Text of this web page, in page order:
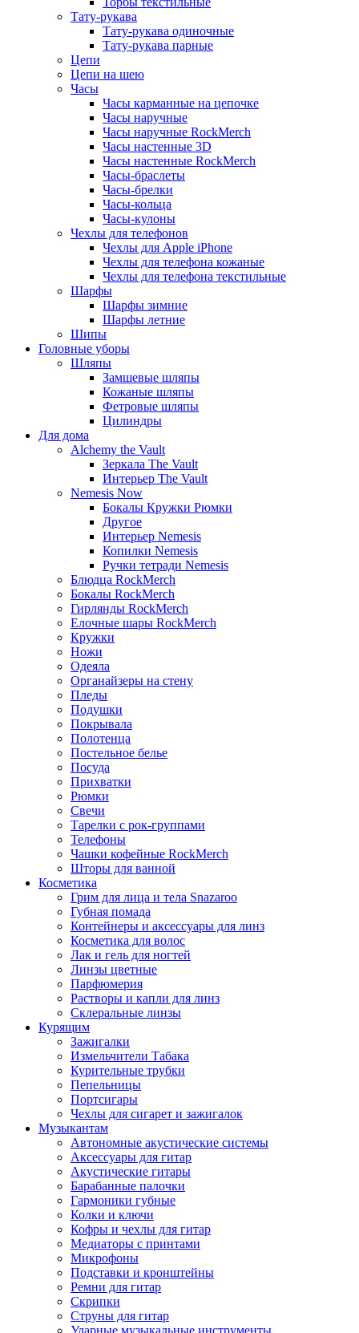
Тату-рукава
Тату-рукава одиночные
Тату-рукава парные
Цепи
Цепи на шею
Часы
Часы карманные на цепочке
Часы наручные
Часы наручные RockMerch
Часы настенные 3D
Часы настенные RockMerch
Часы-браслеты
Часы-брелки
Часы-кольца
Часы-кулоны
Чехлы для телефонов
Чехлы для Apple iPhone
Чехлы для телефона кожаные
Чехлы для телефона текстильные
Шарфы
Шарфы зимние
Шарфы летние
Шипы
Головные уборы
Шляпы
Замшевые шляпы
Кожаные шляпы
Фетровые шляпы
Цилиндры
Для дома
Alchemy the Vault
Зеркала The Vault
Интерьер The Vault
Nemesis Now
Бокалы Кружки Рюмки
Другое
Интерьер Nemesis
Копилки Nemesis
Ручки тетради Nemesis
Блюдца RockMerch
Бокалы RockMerch
Гирлянды RockMerch
Елочные шары RockMerch
Кружки
Ножи
Одеяла
Органайзеры на стену
Пледы
Подушки
Покрывала
Полотенца
Постельное белье
Посуда
Прихватки
Рюмки
Свечи
Тарелки с рок-группами
Телефоны
Чашки кофейные RockMerch
Шторы для ванной
Косметика
Грим для лица и тела Snazaroo
Губная помада
Контейнеры и аксессуары для линз
Косметика для волос
Лак и гель для ногтей
Линзы цветные
Парфюмерия
Растворы и капли для линз
Склеральные линзы
Курящим
Зажигалки
Измельчители Табака
Курительные трубки
Пепельницы
Портсигары
Чехлы для сигарет и зажигалок
Музыкантам
Автономные акустические системы
Аксессуары для гитар
Акустические гитары
Барабанные палочки
Гармоники губные
Колки и ключи
Кофры и чехлы для гитар
Медиаторы с принтами
Микрофоны
Подставки и кронштейны
Ремни для гитар
Скрипки
Струны для гитар
Ударные музыкальные инструменты